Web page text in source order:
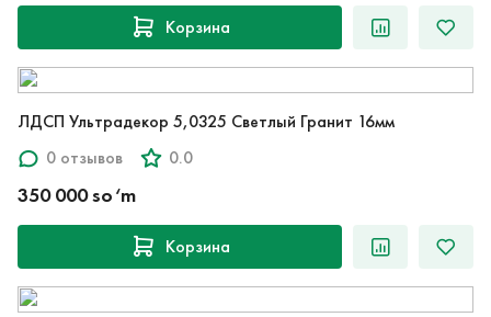
Корзина
ЛДСП Ультрадекор 5,0325 Светлый Гранит 16мм
0 отзывов
0.0
350 000 so‘m
Корзина